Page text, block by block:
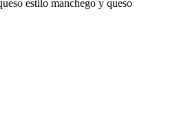
estilo manchego y queso